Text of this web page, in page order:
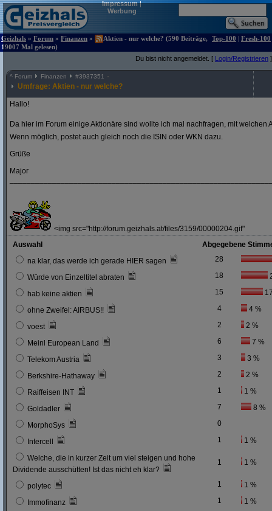
Impressum|
Werbung
Geizhals » Forum » Finanzen »
Aktien - nur welche? (590 Beiträge,
19007 Mal gelesen)
Top-100 | Fresh-100
Du bist nicht angemeldet. [ Login/Registrieren ]
^ Forum Finanzen #3937351
Umfrage: Aktien - nur welche?
Hallo!
Da hier im Forum einige Aktionäre sind wollte ich mal nachfragen, mit welchen
Wenn möglich, postet auch gleich noch die ISIN oder WKN dazu.
Grüße
Major
<img src="http://forum.geizhals.at/files/3159/00000204.gif"
Auswahl
Abgegebene
na klar, das werde ich gerade HIER sagen
28
Würde von Einzeltitel abraten 18
hab keine aktien 15
ohne Zweifel: AIRBUS!! 4 4 %
voest 2 2 %
Meinl European Land 6 7 %
Telekom Austria 3 3 %
Berkshire-Hathaway 2 2 %
Raiffeisen INT 1 1 %
Goldadler 7 8 %
MorphoSys 0
Intercell 1 1 %
Welche, die in kurzer Zeit um viel steigen und hohe
Dividende ausschütten! Ist das nicht eh klar?
1 1 %
polytec 1 1 %
Immofinanz 1 1 %